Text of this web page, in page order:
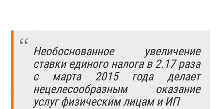
Необоснованное увеличение
ставки единого налога в 2.17 раза
с марта 2015 года делает
нецелесообразным оказание
услуг физическим лицам и ИП